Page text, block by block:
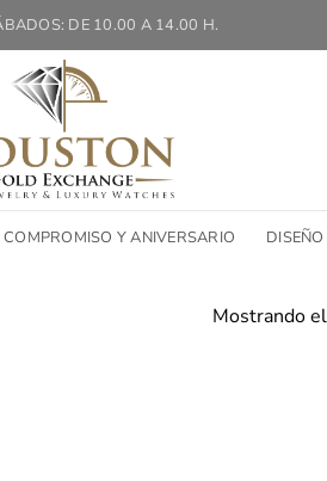
DE 10.00 A 14.00 H.
COMPROMISO Y ANIVERSARIO
Mostrando